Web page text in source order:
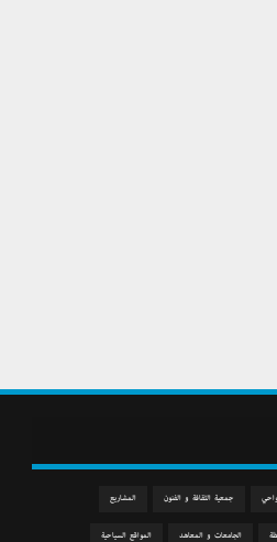
جمعیة الثقافة و الفنون المشاريع
الجامعات و المعاهد المواقع السياحية